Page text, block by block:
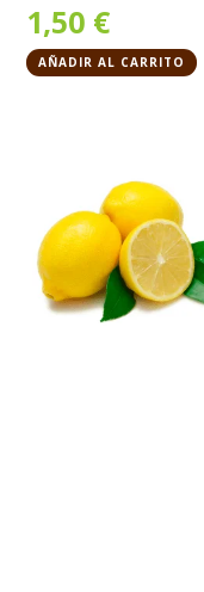
1,50 €
AÑADIR AL CARRITO